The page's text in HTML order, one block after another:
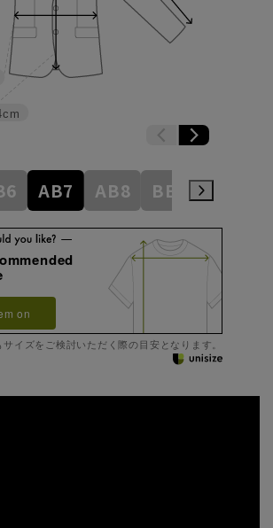
AB7 AB8 BE3 BE4
on
イズをご検討いただく際の目安となります。